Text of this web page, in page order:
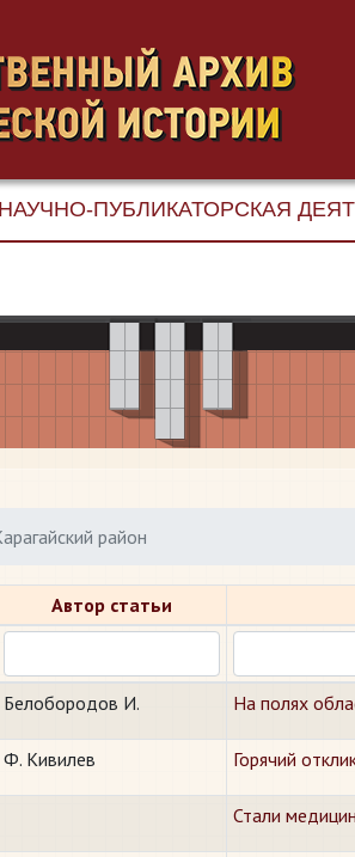
НАУЧНО-ПУБЛИКАТОРСКАЯ
район
Автор статьи
Белобородов И. На полях
Ф. Кивилев Горячий
Стали